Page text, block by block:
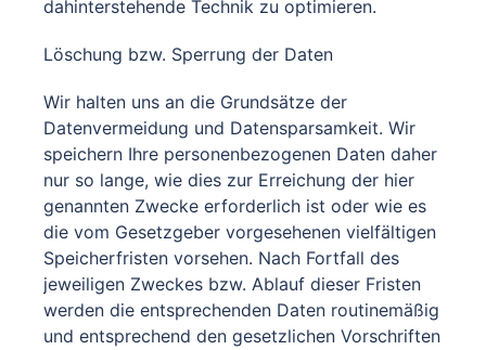
dahinterstehende Technik zu optimieren.
Löschung bzw. Sperrung der Daten
Wir halten uns an die Grundsätze der
Datenvermeidung und Datensparsamkeit. Wir
speichern Ihre personenbezogenen Daten daher
nur so lange, wie dies zur Erreichung der hier
genannten Zwecke erforderlich ist oder wie es
die vom Gesetzgeber vorgesehenen vielfältigen
Speicherfristen vorsehen. Nach Fortfall des
jeweiligen Zweckes bzw. Ablauf dieser Fristen
werden die entsprechenden Daten routinemäßig
und entsprechend den gesetzlichen Vorschriften